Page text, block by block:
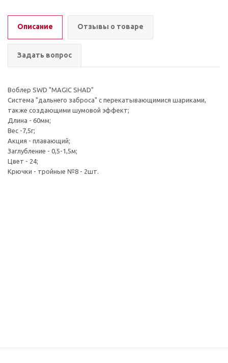
Описание Отзывы о товаре
Задать вопрос
Воблер SWD "MAGIC SHAD"
Система "дальнего заброса" с перекатывающимися шариками,
также создающими шумовой эффект;
Длина - 60мм;
Вес -7,5г;
Акция - плавающий;
Заглубление - 0,5-1,5м;
Цвет - 24;
Крючки - тройные №8 - 2шт.